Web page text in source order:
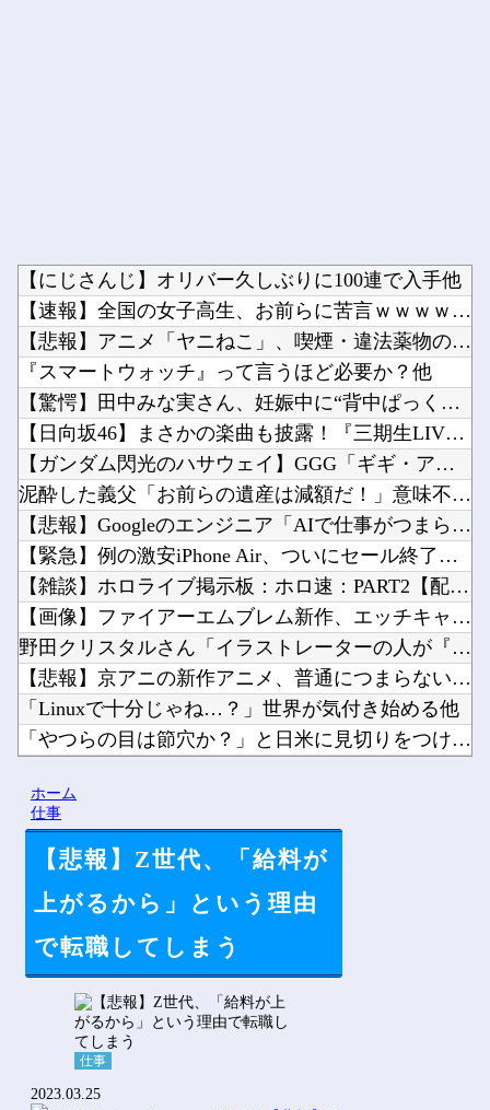
【にじさんじ】オリバー久しぶりに100連で入手他
【速報】全国の女子高生、お前らに苦言ｗｗｗｗｗｗｗｗｗｗ他
【悲報】アニメ「ヤニねこ」、喫煙・違法薬物の使用がBPOで問...
『スマートウォッチ』って言うほど必要か？他
【驚愕】田中みな実さん、妊娠中に“背中ぱっくり”ドレス＆10...
【日向坂46】まさかの楽曲も披露！『三期生LIVE』愛知公演...
【ガンダム閃光のハサウェイ】GGG「ギギ・アンダルシア 水着...
泥酔した義父「お前らの遺産は減額だ！」意味不明なので問い詰め...
【悲報】Googleのエンジニア「AIで仕事がつまらなくなっ...
【緊急】例の激安iPhone Air、ついにセール終了のカウ...
【雑談】ホロライブ掲示板：ホロ速：PART2【配信実況可】他
【画像】ファイアーエムブレム新作、エッチキャラが実装されて始...
野田クリスタルさん「イラストレーターの人が『AIに仕事を奪わ...
【悲報】京アニの新作アニメ、普通につまらない…他
「Linuxで十分じゃね…？」世界が気付き始める他
「やつらの目は節穴か？」と日米に見切りをつけた欧州投資家の選...
Powered by livedoor 相互RSS
ホーム
仕事
【悲報】Z世代、「給料が
上がるから」という理由
で転職してしまう
仕事
2023.03.25